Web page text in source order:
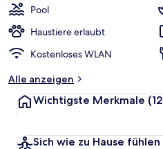
Pool
Haustiere erlaubt
Kostenloses WLAN
Alle anzeigen
Wichtigste Merkmale
Sich wie zu Hause fühlen